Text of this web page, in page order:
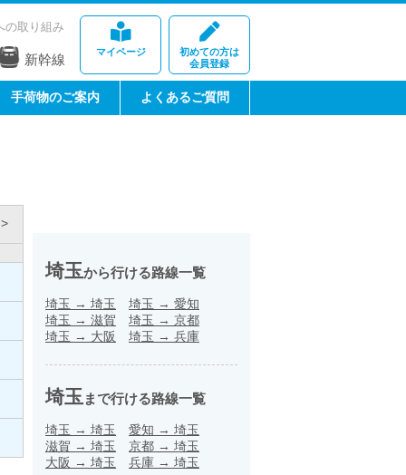
マイページ
初めての方は
会員登録
の取り組み
新幹線
手荷物のご案内 よくあるご質問
埼玉から行ける路線一覧
埼玉 → 埼玉 埼玉 → 愛知
埼玉 → 滋賀 埼玉 → 京都
埼玉 → 大阪 埼玉 → 兵庫
埼玉 まで行ける路線一覧
埼玉 → 埼玉 愛知 → 埼玉
滋賀 → 埼玉 京都 → 埼玉
大阪 → 埼玉 兵庫 → 埼玉